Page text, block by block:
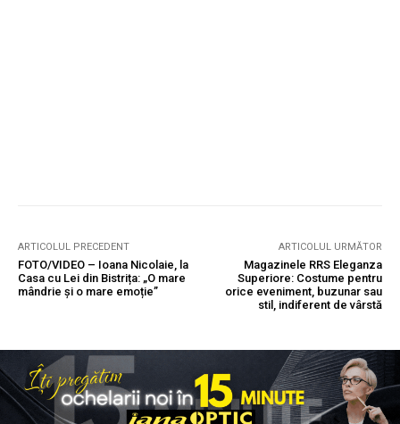
ARTICOLUL PRECEDENT
FOTO/VIDEO – Ioana Nicolaie, la
Casa cu Lei din Bistrița: „O mare
mândrie și o mare emoție”
ARTICOLUL URMĂTOR
Magazinele RRS Eleganza
Superiore: Costume pentru
orice eveniment, buzunar sau
stil, indiferent de vârstă